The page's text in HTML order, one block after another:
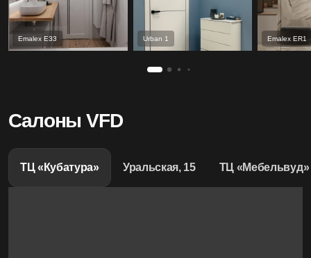
Emalex Е33 Urban 1 Emalex ER1
Салоны VFD
ТЦ «Кубатура» Уральская, 15 ТЦ «Мебельвуд»